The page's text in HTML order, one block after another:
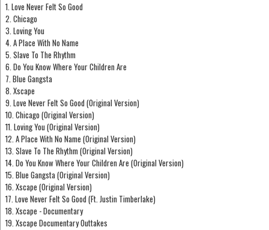
1. Love Never Felt So Good
2. Chicago
3. Loving You
4. A Place With No Name
5. Slave To The Rhythm
6. Do You Know Where Your Children Are
7. Blue Gangsta
8. Xscape
9. Love Never Felt So Good (Original Version)
10. Chicago (Original Version)
11. Loving You (Original Version)
12. A Place With No Name (Original Version)
13. Slave To The Rhythm (Original Version)
14. Do You Know Where Your Children Are (Original Version)
15. Blue Gangsta (Original Version)
16. Xscape (Original Version)
17. Love Never Felt So Good (Ft. Justin Timberlake)
18. Xscape - Documentary
19. Xscape Documentary Outtakes